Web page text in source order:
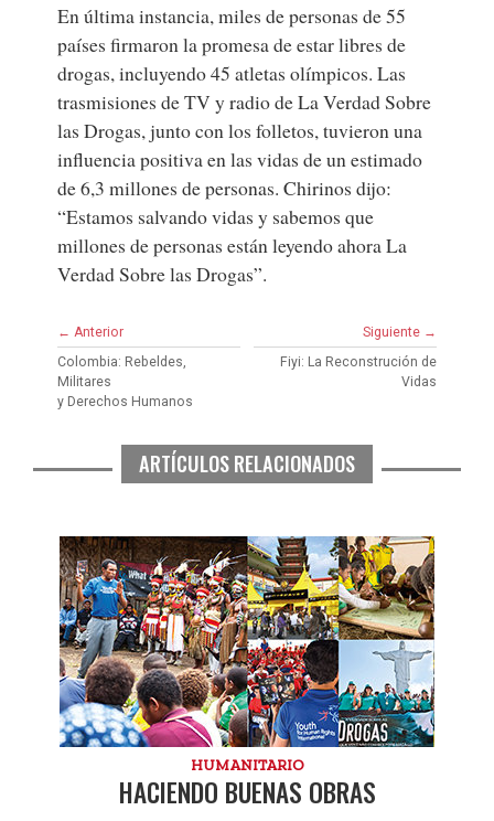
En última instancia, miles de personas de 55
países firmaron la promesa de estar libres de
drogas, incluyendo 45 atletas olímpicos. Las
trasmisiones de TV y radio de La Verdad Sobre
las Drogas, junto con los folletos, tuvieron una
influencia positiva en las vidas de un estimado
de 6,3 millones de personas. Chirinos dijo:
“Estamos salvando vidas y sabemos que
millones de personas están leyendo ahora La
Verdad Sobre las Drogas”.
← Anterior
Colombia: Rebeldes,
Militares
y Derechos Humanos
Siguiente →
Fiyi: La Reconstrución de
Vidas
ARTÍCULOS RELACIONADOS
HUMANITARIO
HACIENDO BUENAS OBRAS